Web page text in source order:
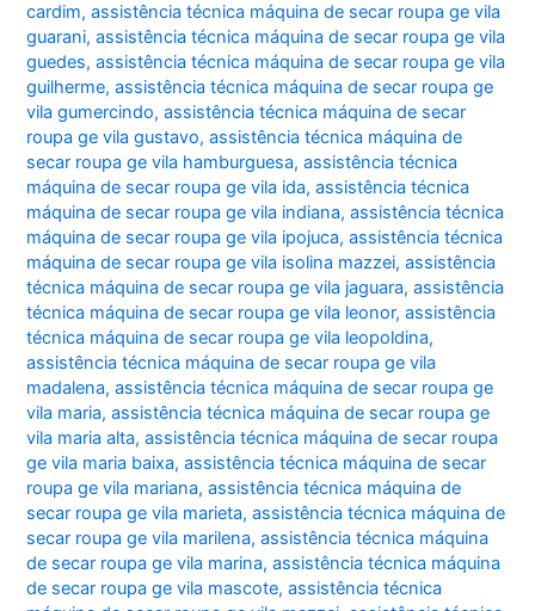
cardim,assistência técnica máquina de secar roupa ge vila
guarani,assistência técnica máquina de secar roupa ge vila
guedes,assistência técnica máquina de secar roupa ge vila
guilherme,assistência técnica máquina de secar roupa ge
vila gumercindo,assistência técnica máquina de secar
roupa ge vila gustavo,assistência técnica máquina de
secar roupa ge vila hamburguesa,assistência técnica
máquina de secar roupa ge vila ida,assistência técnica
máquina de secar roupa ge vila indiana,assistência técnica
máquina de secar roupa ge vila ipojuca,assistência técnica
máquina de secar roupa ge vila isolina mazzei,assistência
técnica máquina de secar roupa ge vila jaguara,assistência
técnica máquina de secar roupa ge vila leonor,assistência
técnica máquina de secar roupa ge vila leopoldina,
assistência técnica máquina de secar roupa ge vila
madalena,assistência técnica máquina de secar roupa ge
vila maria,assistência técnica máquina de secar roupa ge
vila maria alta,assistência técnica máquina de secar roupa
ge vila maria baixa,assistência técnica máquina de secar
roupa ge vila mariana,assistência técnica máquina de
secar roupa ge vila marieta,assistência técnica máquina de
secar roupa ge vila marilena,assistência técnica máquina
de secar roupa ge vila marina,assistência técnica máquina
de secar roupa ge vila mascote,assistência técnica